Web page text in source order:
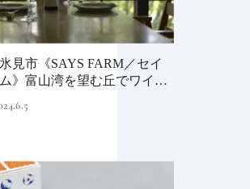
見市《SAYS FARM／セイ
》富山湾を望む丘でワイン
エントウ＞ 海士町
観光拠点〈前
「須佐之男命（スサノ